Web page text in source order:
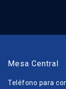
Mesa Central
Teléfono para